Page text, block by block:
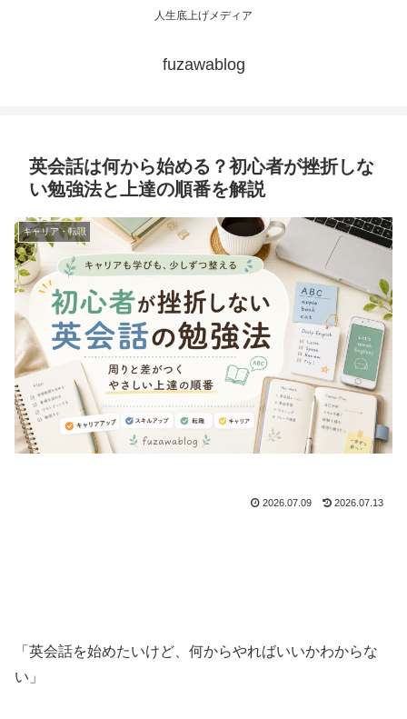
人生底上げメディア
fuzawablog
英会話は何から始める？初心者が挫折しな
い勉強法と上達の順番を解説
キャリア・転職
2026.07.09 2026.07.13
「英会話を始めたいけど、何からやればいいかわからな
い」